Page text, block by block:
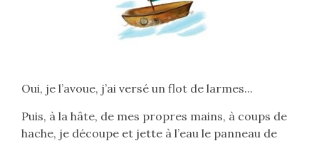
Oui, je l’avoue, j’ai versé un flot de larmes...
Puis, à la hâte, de mes propres mains, à coups de
hache, je découpe et jette à l’eau le panneau de